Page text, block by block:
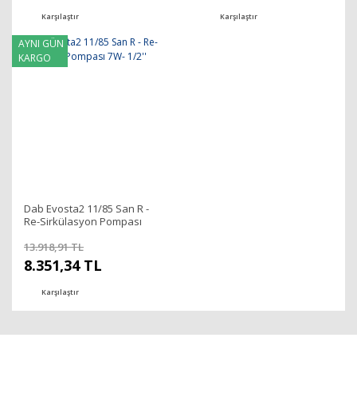
Karşılaştır Karşılaştır
AYNI GÜN
KARGO
Dab Evosta2 11/85 San R -
Re-Sirkülasyon Pompası
13.918,91 TL
8.351,34 TL
Karşılaştır